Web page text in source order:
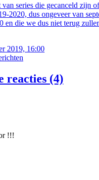
series die gecanceld zijn
2020, dus ongeveer van
en die we dus niet terug
2019, 16:00
reacties (4)
!!!